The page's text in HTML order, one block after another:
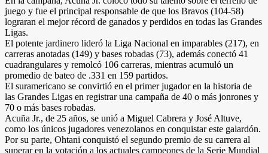
juego y fue el principal responsable de que los Bravos (104-58)
lograran el mejor récord de ganados y perdidos en todas las Grandes
Ligas.
El potente jardinero lideró la Liga Nacional en imparables (217), en
carreras anotadas (149) y bases robadas (73), además conectó 41
cuadrangulares y remolcó 106 carreras, mientras acumuló un
promedio de bateo de .331 en 159 partidos.
El suramericano se convirtió en el primer jugador en la historia de
las Grandes Ligas en registrar una campaña de 40 o más jonrones y
70 o más bases robadas.
Acuña Jr., de 25 años, se unió a Miguel Cabrera y José Altuve,
como los únicos jugadores venezolanos en conquistar este galardón.
Por su parte, Ohtani conquistó el segundo premio de su carrera al
superar en la votación a los actuales campeones de la Serie Mundial